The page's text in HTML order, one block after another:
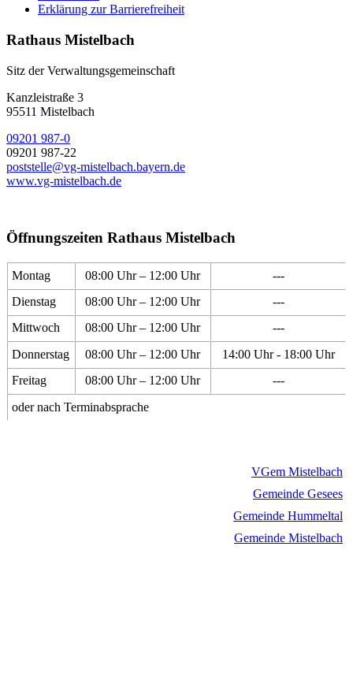
Erklärung zur Barrierefreiheit
Rathaus Mistelbach
Sitz der Verwaltungsgemeinschaft
Kanzleistraße 3
95511 Mistelbach
09201 987-0
09201 987-22
poststelle@vg-mistelbach.bayern.de
www.vg-mistelbach.de
Öffnungszeiten Rathaus Mistelbach
Montag 08:00 Uhr – 12:00 Uhr
---
Dienstag
08:00 Uhr – 12:00 Uhr
---
Mittwoch
08:00 Uhr – 12:00 Uhr
---
Donnerstag
08:00 Uhr – 12:00 Uhr
14:00 Uhr - 18:00 Uhr
Freitag
08:00 Uhr – 12:00 Uhr
---
oder nach Terminabsprache
VGem Mistelbach
Gemeinde Gesees
Gemeinde Hummeltal
Gemeinde Mistelbach